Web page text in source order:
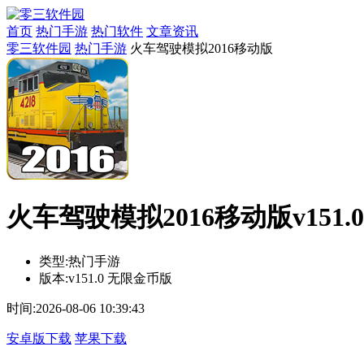
首页 热门手游 热门软件 文章资讯
零三软件园 热门手游 火车驾驶模拟2016移动版
火车驾驶模拟2016移动版
类型:热门手游
版本:v151.0 无限金币版
时间:2026-08-06 10:39:43
安卓版下载 苹果下载